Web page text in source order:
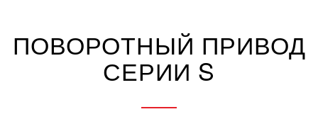
ПОВОРОТНЫЙ ПРИВОД
СЕРИИ S